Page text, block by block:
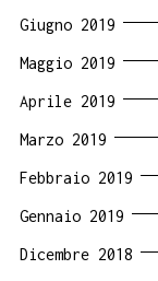
Giugno 2019
Maggio 2019
Aprile 2019
Marzo 2019
Febbraio 2019
Gennaio 2019
Dicembre 2018